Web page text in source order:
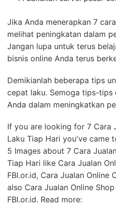
Jika Anda menerapkan 7
melihat peningkatan dalam
Jangan lupa untuk terus
bisnis online Anda terus
Demikianlah beberapa tips
cepat laku. Semoga tips-tips
Anda dalam meningkatkan
If you are looking for 7 Cara
Laku Tiap Hari you've came
5 Images about 7 Cara
Tiap Hari like Cara Jualan
FBI.or.id, Cara Jualan Online
also Cara Jualan Online
FBI.or.id. Read more: